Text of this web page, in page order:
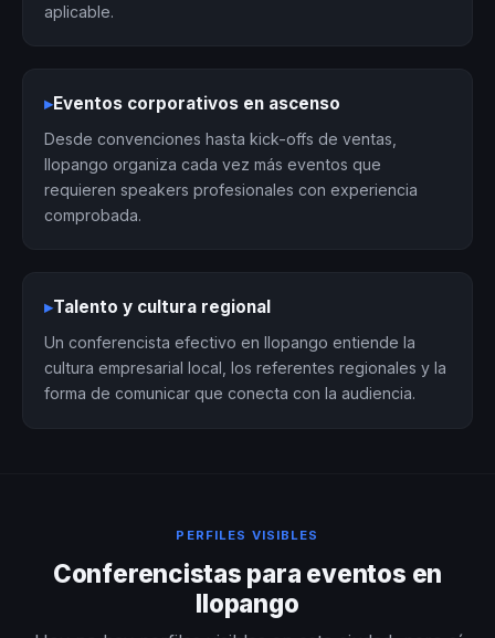
aplicable.
▸Eventos corporativos en ascenso
Desde convenciones hasta kick-offs de ventas,
Ilopango organiza cada vez más eventos que
requieren speakers profesionales con experiencia
comprobada.
▸Talento y cultura regional
Un conferencista efectivo en Ilopango entiende la
cultura empresarial local, los referentes regionales y la
forma de comunicar que conecta con la audiencia.
PERFILES VISIBLES
Conferencistas para eventos en
Ilopango